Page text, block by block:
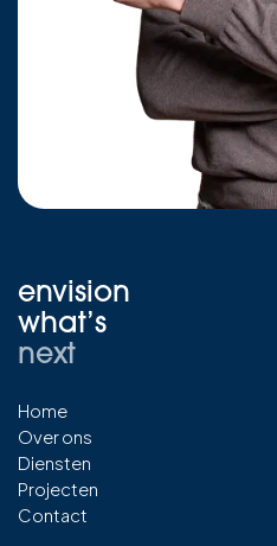
envision
what’s
next
Home
Over ons
Diensten
Projecten
Contact